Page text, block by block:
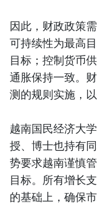
因此，财政政策
可持续性为最高
目标；控制货币
通胀保持一致。
测的规则实施，
越南国民经济大
授、博士也持有
势要求越南谨慎
目标。所有增长
的基础上，确保